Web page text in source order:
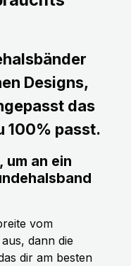
Designs,
das
100% passt.
um an ein
vom
dann die
dir am besten